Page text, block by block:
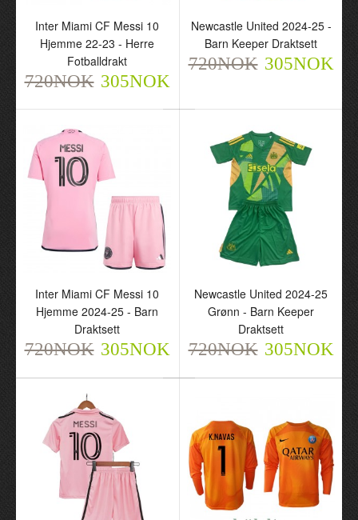
Inter Miami CF Messi 10
Hjemme 22-23 - Herre
Fotballdrakt
720NOK 305NOK
Newcastle United 2024-25 -
Barn Keeper Draktsett
720NOK 305NOK
Inter Miami CF Messi 10
Hjemme 2024-25 - Barn
Draktsett
720NOK 305NOK
Newcastle United 2024-25
Grønn - Barn Keeper
Draktsett
720NOK 305NOK